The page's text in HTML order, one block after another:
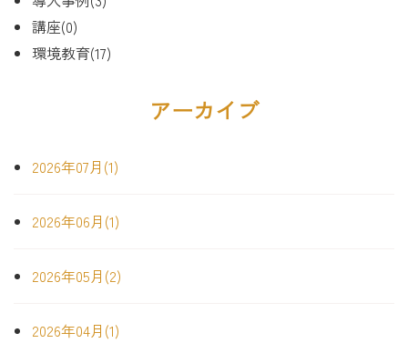
講座(0)
環境教育(17)
アーカイブ
2026年07月(1)
2026年06月(1)
2026年05月(2)
2026年04月(1)